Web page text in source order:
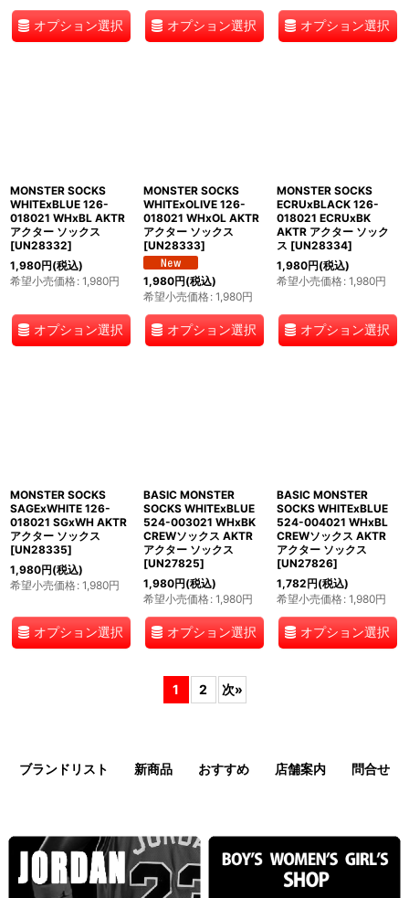
オプション選択 オプション選択 オプション選択
MONSTER SOCKS
WHITExBLUE 126-
018021 WHxBL AKTR
アクター ソックス
[UN28332]
1,980円(税込)
希望小売価格: 1,980円
オプション選択
MONSTER SOCKS
WHITExOLIVE 126-
018021 WHxOL AKTR
アクター ソックス
[UN28333]
1,980円(税込)
希望小売価格: 1,980円
オプション選択
MONSTER SOCKS
ECRUxBLACK 126-
018021 ECRUxBK
AKTR アクター ソック
ス [UN28334]
1,980円(税込)
希望小売価格: 1,980円
オプション選択
MONSTER SOCKS
SAGExWHITE 126-
018021 SGxWH AKTR
アクター ソックス
[UN28335]
1,980円(税込)
希望小売価格: 1,980円
オプション選択
BASIC MONSTER
SOCKS WHITExBLUE
524-003021 WHxBK
CREWソックス AKTR
アクター ソックス
[UN27825]
1,980円(税込)
希望小売価格: 1,980円
オプション選択
BASIC MONSTER
SOCKS WHITExBLUE
524-004021 WHxBL
CREWソックス AKTR
アクター ソックス
[UN27826]
1,782円(税込)
希望小売価格: 1,980円
オプション選択
1 2 次»
ブランドリスト 新商品 おすすめ 店舗案内 問合せ